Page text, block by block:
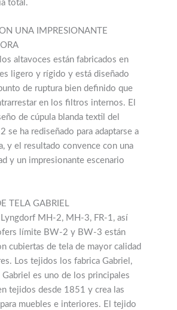
total.
UNA IMPRESIONANTE
altavoces están fabricados en
ligero y rígido y está diseñado
de ruptura bien definido que
en los filtros internos. El
de cúpula blanda textil del
se ha rediseñado para adaptarse a
y el resultado convence con una
y un impresionante escenario
TELA GABRIEL
Lyngdorf MH-2, MH-3, FR-1, así
límite BW-2 y BW-3 están
cubiertas de tela de mayor calidad
Los tejidos los fabrica Gabriel,
Gabriel es uno de los principales
tejidos desde 1851 y crea las
muebles e interiores. El tejido